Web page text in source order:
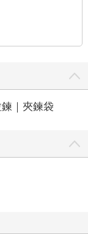
｜夾鍊袋